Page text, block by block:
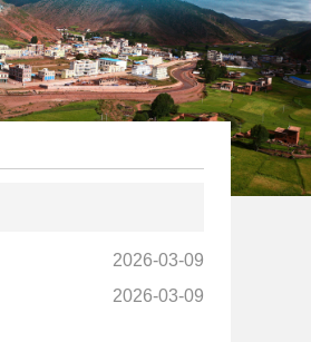
2026-03-09
2026-03-09